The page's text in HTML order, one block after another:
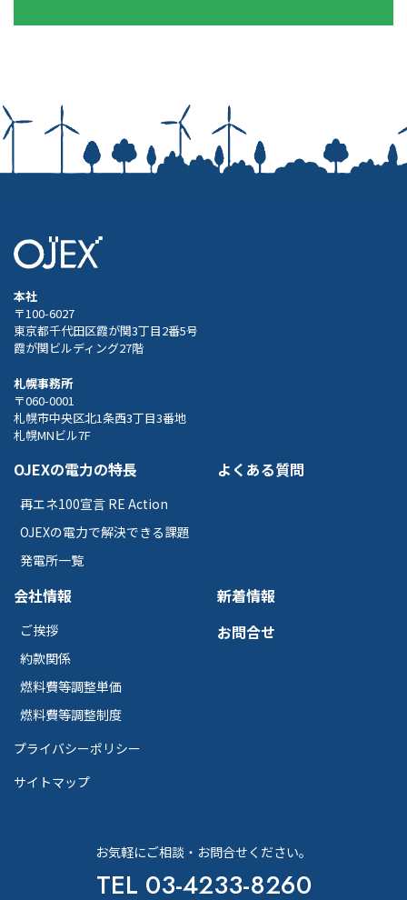
本社
〒100-6027
東京都千代田区霞が関3丁目2番5号
霞が関ビルディング27階
札幌事務所
〒060-0001
札幌市中央区北1条西3丁目3番地
札幌MNビル7F
OJEXの電力の特長
再エネ100宣言 RE Action
OJEXの電力で解決できる課題
発電所一覧
よくある質問
会社情報
ご挨拶
約款関係
燃料費等調整単価
燃料費等調整制度
新着情報
お問合せ
プライバシーポリシー
サイトマップ
お気軽にご相談・お問合せください。
TEL 03-4233-8260